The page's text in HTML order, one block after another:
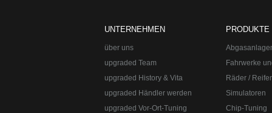
Telefon:+49 49 8382-3049490 Telefax:
UNTERNEHMEN
über uns
upgraded Team
upgraded History & Vita
upgraded Händler werden
upgraded Vor-Ort-Tuning
PRODUKTE
Fahrwerke
Räder /
Simulatoren
Chip-Tuning